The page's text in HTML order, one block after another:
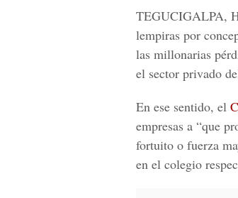
TEGUCIGALPA,
lempiras por
las millonarias
el sector privado
En ese sentido, el
empresas a “que
fortuito o fuerza
en el colegio